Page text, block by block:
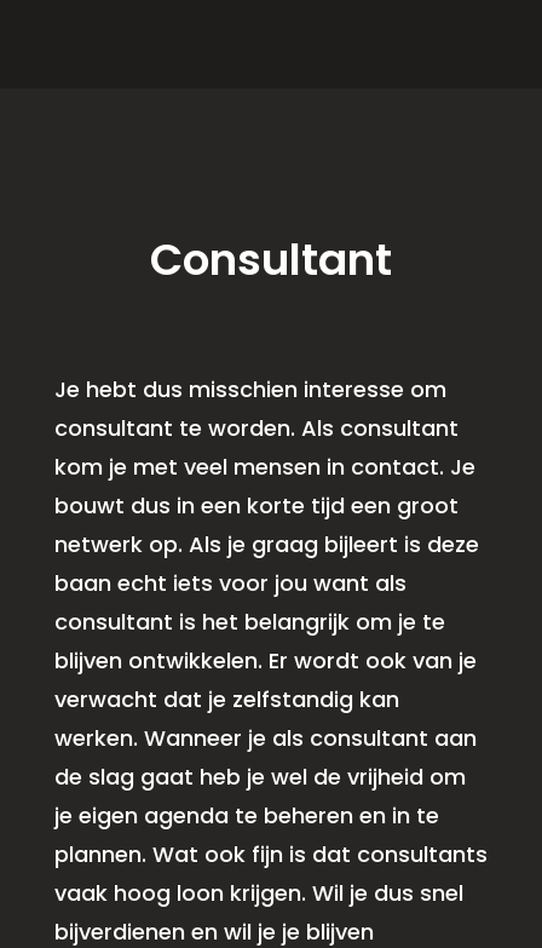
Consultant
Je hebt dus misschien interesse om
consultant te worden. Als consultant
kom je met veel mensen in contact. Je
bouwt dus in een korte tijd een groot
netwerk op. Als je graag bijleert is deze
baan echt iets voor jou want als
consultant is het belangrijk om je te
blijven ontwikkelen. Er wordt ook van je
verwacht dat je zelfstandig kan
werken. Wanneer je als consultant aan
de slag gaat heb je wel de vrijheid om
je eigen agenda te beheren en in te
plannen. Wat ook fijn is dat consultants
vaak hoog loon krijgen. Wil je dus snel
bijverdienen en wil je je blijven